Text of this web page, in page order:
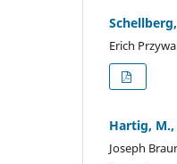
Erich
Hartig,
Joseph